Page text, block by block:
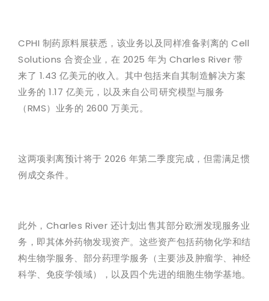
CPHI 制药原料展获悉，该业务以及同样准备剥离的 Cell
Solutions 合资企业，在 2025 年为 Charles River 带
来了 1.43 亿美元的收入。其中包括来自其制造解决方案
业务的 1.17 亿美元，以及来自公司研究模型与服务
（RMS）业务的 2600 万美元。
这两项剥离预计将于 2026 年第二季度完成，但需满足惯
例成交条件。
此外，Charles River 还计划出售其部分欧洲发现服务业
务，即其体外药物发现资产。这些资产包括药物化学和结
构生物学服务、部分药理学服务（主要涉及肿瘤学、神经
科学、免疫学领域），以及四个先进的细胞生物学基地。